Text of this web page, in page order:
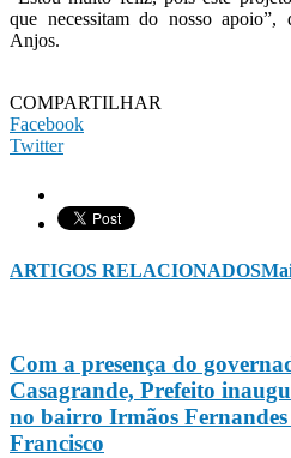
que necessitam do nosso
Anjos.
COMPARTILHAR
Facebook
Twitter
ARTIGOS RELACIONADOS
Com a presença do
Casagrande, Prefeito
no bairro Irmãos
Francisco